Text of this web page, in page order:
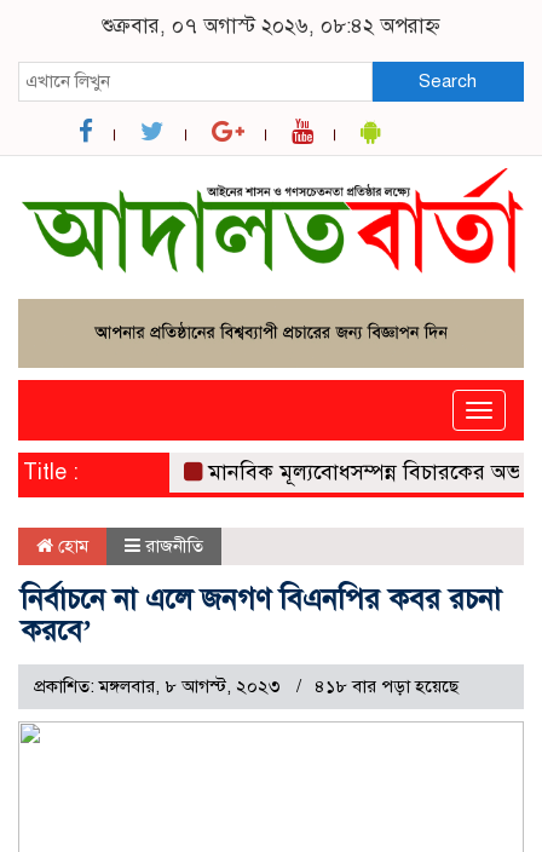
শুক্রবার, ০৭ অগাস্ট ২০২৬, ০৮:৪২ অপরাহ্ন
Search
Toggle
Title : মানবিক মূল্যবোধসম্পন্ন বিচারকের অভাবই
হোম রাজনীতি
নির্বাচনে না এলে জনগণ বিএনপির কবর রচনা
করবে’
প্রকাশিত: মঙ্গলবার, ৮ আগস্ট, ২০২৩ ৪১৮ বার পড়া হয়েছে